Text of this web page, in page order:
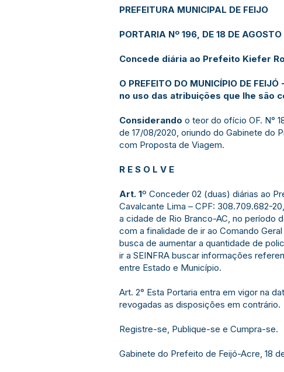
PREFEITURA MUNICIPAL DE FEIJO
PORTARIA Nº 196, DE 18 DE
Concede diária ao Prefeito Kiefer
O PREFEITO DO MUNICÍPIO DE
no uso das atribuições que lhe são
Considerando o teor do ofício OF. N°
de 17/08/2020, oriundo do Gabinete do
com Proposta de Viagem.
R E S O L V E
Art. 1º Conceder 02 (duas) diárias ao
Cavalcante Lima – CPF: 308.709.682-
a cidade de Rio Branco-AC, no período
com a finalidade de ir ao Comando
busca de aumentar a quantidade de
ir a SEINFRA buscar informações
entre Estado e Município.
Art. 2° Esta Portaria entra em vigor na
revogadas as disposições em contrário.
Registre-se, Publique-se e Cumpra-se.
Gabinete do Prefeito de Feijó-Acre, 18